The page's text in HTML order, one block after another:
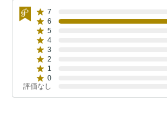
7
6
5
4
3
2
1
0
評価なし